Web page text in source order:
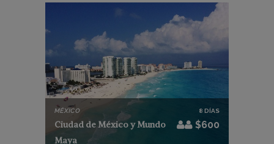
MÉXICO
Ciudad de México y Mundo
Maya
8 DÍAS
$600